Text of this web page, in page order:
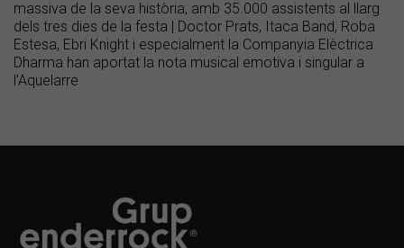
massiva de la seva història, amb 35.000 assistents al llarg
dels tres dies de la festa | Doctor Prats, Itaca Band, Roba
Estesa, Ebri Knight i especialment la Companyia Elèctrica
Dharma han aportat la nota musical emotiva i singular a
l’Aquelarre